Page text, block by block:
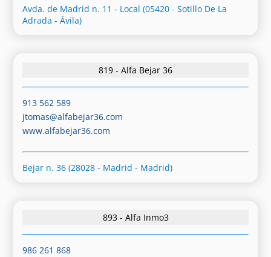
Avda. de Madrid n. 11 - Local (05420 - Sotillo De La
Adrada - Ávila)
819 - Alfa Bejar 36
913 562 589
jtomas@alfabejar36.com
www.alfabejar36.com
Bejar n. 36 (28028 - Madrid - Madrid)
893 - Alfa Inmo3
986 261 868